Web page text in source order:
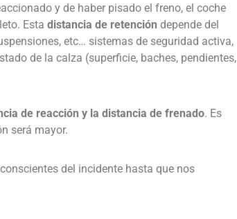
y de haber pisado el freno, el coche
Esta distancia de retención depende del
etc… sistemas de seguridad activa,
de la calza (superficie, baches, pendientes,
de reacción y la distancia de frenado. Es
será mayor.
del incidente hasta que nos